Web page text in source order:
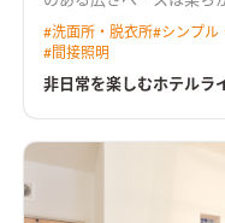
加わり、空間に上品なコントラ
の思いを反映させたコー
る。 外観は素材をMIXし
を金属系、窯業系2つの
色味を抑えたホテルライ
#洗面所・脱衣所#シンプル
#間接照明
非日常を楽しむホテルラ